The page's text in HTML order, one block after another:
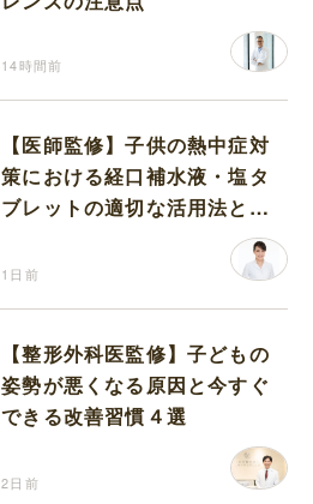
14時間前
【医師監修】子供の熱中症対
策における経口補水液・塩タ
ブレットの適切な活用法と水
1日前
【整形外科医監修】子どもの
姿勢が悪くなる原因と今すぐ
できる改善習慣４選
2日前